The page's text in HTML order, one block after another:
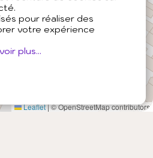
pour réaliser des
votre expérience
plus...
Leaflet|© OpenStreetMap contributors